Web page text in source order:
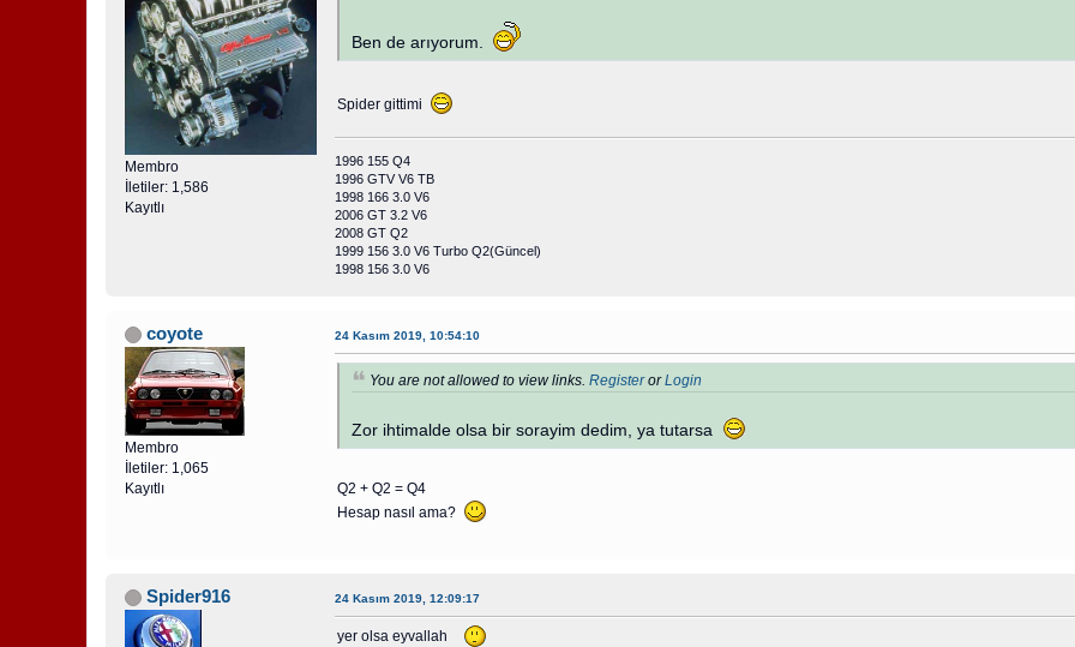
Membro
İletiler: 1,586
Kayıtlı
Ben de arıyorum.
Spider gittimi
1996 155 Q4
1996 GTV V6 TB
1998 166 3.0 V6
2006 GT 3.2 V6
2008 GT Q2
1999 156 3.0 V6 Turbo Q2(Güncel)
1998 156 3.0 V6
coyote
Membro
İletiler: 1,065
Kayıtlı
24 Kasım 2019, 10:54:10
You are not allowed to view links. RegisterorLogin
Zor ihtimalde olsa bir sorayim dedim, ya tutarsa
Q2 + Q2 = Q4
Hesap nasıl ama?
Spider916 24 Kasım 2019, 12:09:17
yer olsa eyvallah